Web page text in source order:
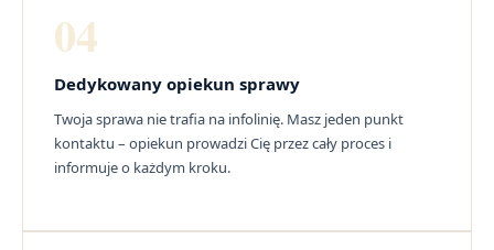
04
Dedykowany opiekun sprawy
Twoja sprawa nie trafia na infolinię. Masz jeden punkt
kontaktu – opiekun prowadzi Cię przez cały proces i
informuje o każdym kroku.